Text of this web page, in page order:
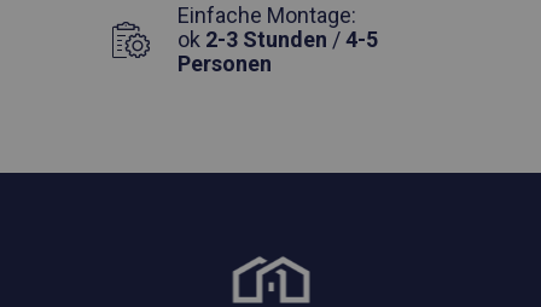
Einfache Montage:
ok 2-3 Stunden /4-5
Personen